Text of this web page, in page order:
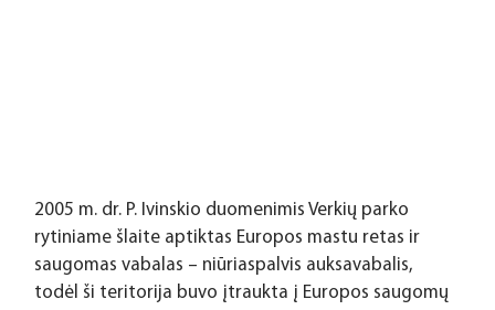
2005 m. dr. P. Ivinskio duomenimis Verkių parko
rytiniame šlaite aptiktas Europos mastu retas ir
saugomas vabalas – niūriaspalvis auksavabalis,
todėl ši teritorija buvo įtraukta į Europos saugomų